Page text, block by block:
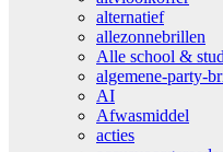
alternatief
allezonnebrillen
Alle school &
algemene-party-
AI
Afwasmiddel
acties